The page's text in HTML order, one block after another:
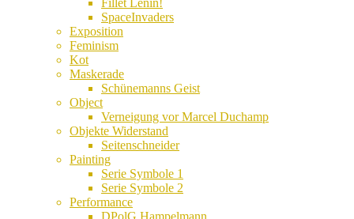
Fillet Lenin!
SpaceInvaders
Exposition
Feminism
Kot
Maskerade
Schünemanns Geist
Object
Verneigung vor Marcel Duchamp
Objekte Widerstand
Seitenschneider
Painting
Serie Symbole 1
Serie Symbole 2
Performance
DPolG Hampelmann